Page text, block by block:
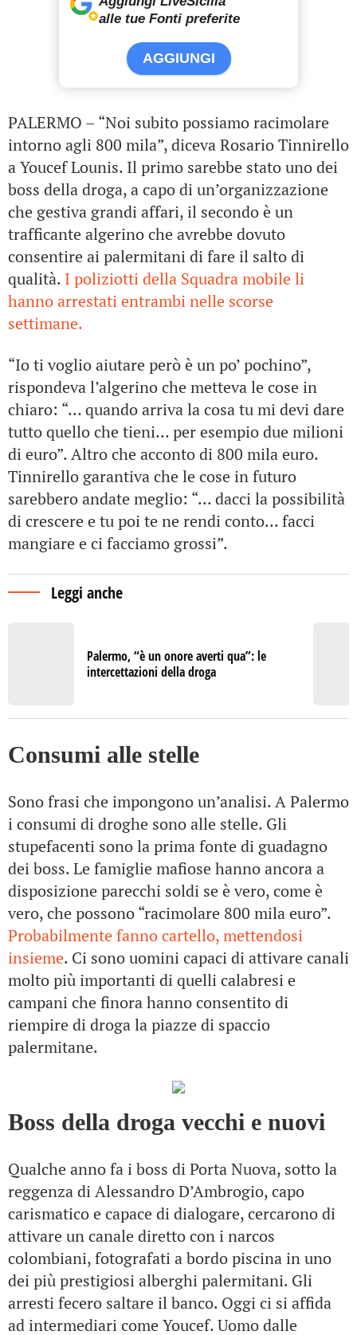
alle tue Fonti preferite
AGGIUNGI
PALERMO – “Noi subito possiamo racimolare
intorno agli 800 mila”, diceva Rosario Tinnirello
a Youcef Lounis. Il primo sarebbe stato uno dei
boss della droga, a capo di un’organizzazione
che gestiva grandi affari, il secondo è un
trafficante algerino che avrebbe dovuto
consentire ai palermitani di fare il salto di
qualità. I poliziotti della Squadra mobile li
hanno arrestati entrambi nelle scorse
settimane.
“Io ti voglio aiutare però è un po’ pochino”,
rispondeva l’algerino che metteva le cose in
chiaro: “… quando arriva la cosa tu mi devi dare
tutto quello che tieni… per esempio due milioni
di euro”. Altro che acconto di 800 mila euro.
Tinnirello garantiva che le cose in futuro
sarebbero andate meglio: “… dacci la possibilità
di crescere e tu poi te ne rendi conto… facci
mangiare e ci facciamo grossi”.
Leggi anche
Palermo, “è un onore averti qua”: le
intercettazioni della droga
Consumi alle stelle
Sono frasi che impongono un’analisi. A Palermo
i consumi di droghe sono alle stelle. Gli
stupefacenti sono la prima fonte di guadagno
dei boss. Le famiglie mafiose hanno ancora a
disposizione parecchi soldi se è vero, come è
vero, che possono “racimolare 800 mila euro”.
Probabilmente fanno cartello, mettendosi
insieme. Ci sono uomini capaci di attivare canali
molto più importanti di quelli calabresi e
campani che finora hanno consentito di
riempire di droga la piazze di spaccio
palermitane.
Boss della droga vecchi e nuovi
Qualche anno fa i boss di Porta Nuova, sotto la
reggenza di Alessandro D’Ambrogio, capo
carismatico e capace di dialogare, cercarono di
attivare un canale diretto con i narcos
colombiani, fotografati a bordo piscina in uno
dei più prestigiosi alberghi palermitani. Gli
arresti fecero saltare il banco. Oggi ci si affida
ad intermediari come Youcef. Uomo dalle